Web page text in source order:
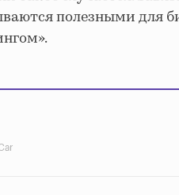
полезными для